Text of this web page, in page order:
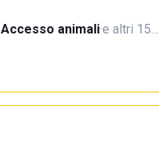
Accesso animali·e altri 15…